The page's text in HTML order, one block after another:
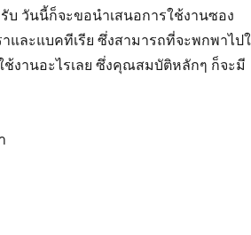
บ วันนี้ก็จะขอนำเสนอการใช้งานซอง
ละแบคทีเรีย ซึ่งสามารถที่จะพกพาไป
งานอะไรเลย ซึ่งคุณสมบัติหลักๆ ก็จะมี